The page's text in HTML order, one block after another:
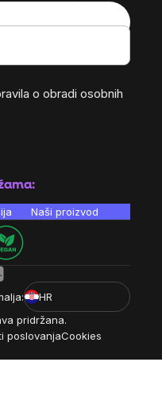
o obradi osobnih
Naši proizvodi su
HR
pridržana.
poslovanjaCookies